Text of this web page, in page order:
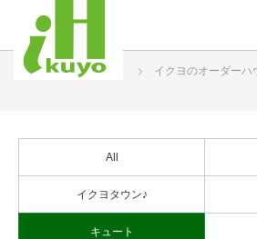
ホームプロジェクト イクヨのオーダーハ
All
イクヨタウン♪
キュート